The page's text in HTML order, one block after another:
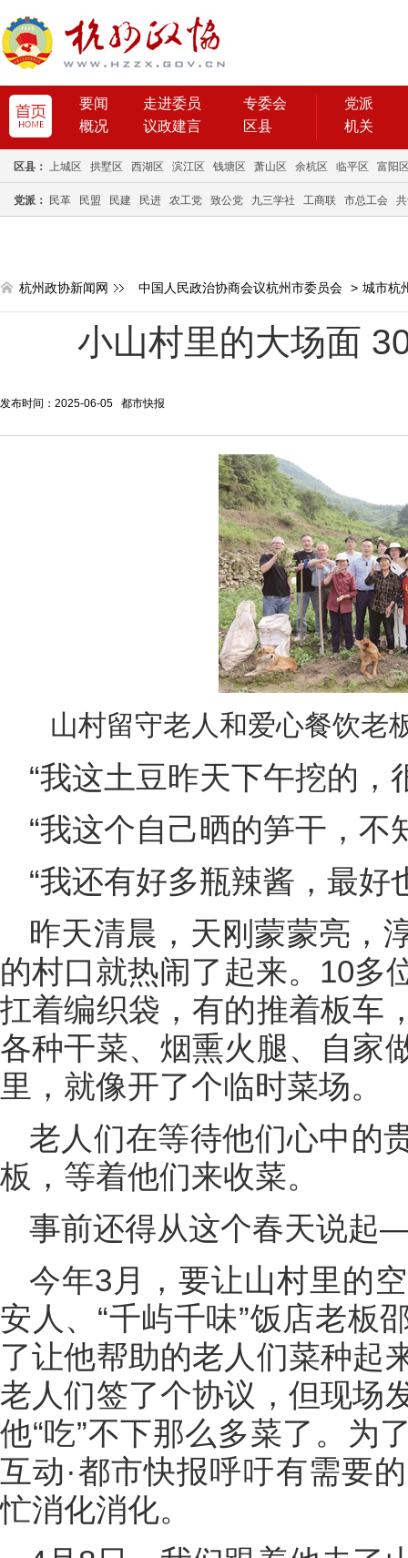
要闻 走进委员
专委会
概况
议政建言 区县
党派
机关
区县： 上城区 拱墅区 西湖区 滨江区 钱塘区 萧山区 余杭区 临平区 富阳
党派： 民革 民盟 民建 民进 农工党 致公党 九三学社 工商联 市总工会
杭州政协新闻网 中国人民政治协商会议杭州市委员会 > 城市杭
小山村里的大场面
发布时间：2025-06-05 都市快报
山村留守老人和爱心餐饮老
“我这土豆昨天下午挖的，
“我这个自己晒的笋干，不
“我还有好多瓶辣酱，最好
昨天清晨，天刚蒙蒙亮，
的村口就热闹了起来。10多
扛着编织袋，有的推着板车
各种干菜、烟熏火腿、自家
里，就像开了个临时菜场。
老人们在等待他们心中
板，等着他们来收菜。
事前还得从这个春天说
今年3月，要让山村里的
安人、“千屿千味”饭店老板
了让他帮助的老人们菜种起
老人们签了个协议，但现场
他“吃”不下那么多菜了。为
互动·都市快报呼吁有需要
忙消化消化。